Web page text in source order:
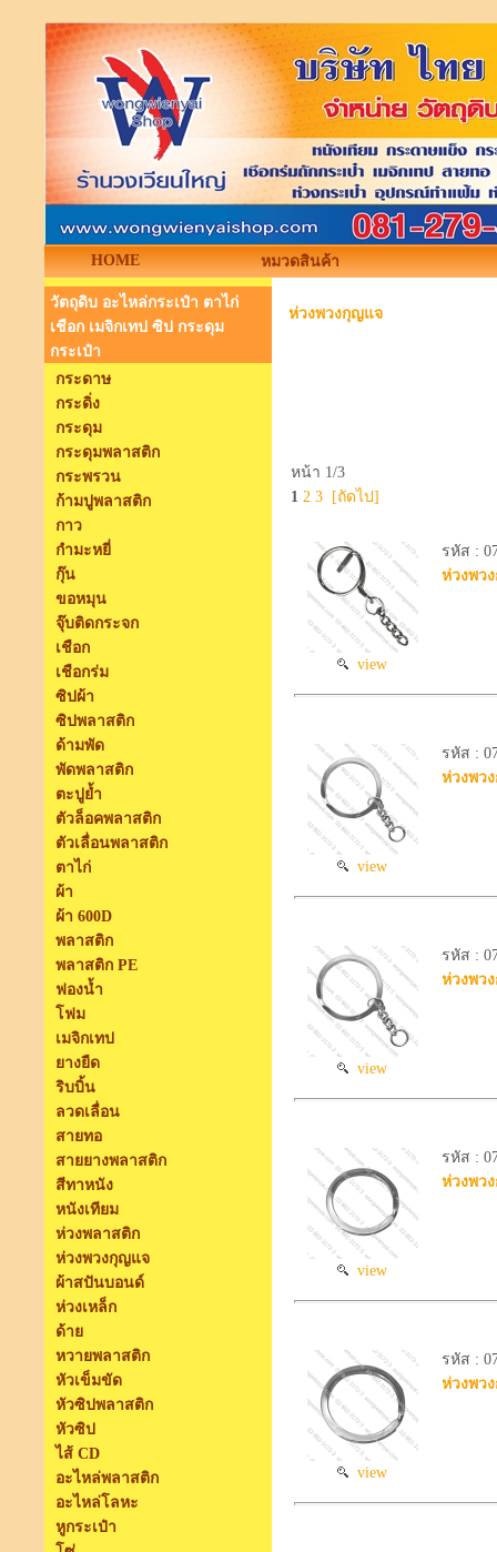
HOME หมวดสินค้า
วัตถุดิบ อะไหล่กระเป๋า ตาไก่
เชือก เมจิกเทป ซิป กระดุม
กระเป๋า
กระดาษ
กระดิ่ง
กระดุม
กระดุมพลาสติก
กระพรวน
ก้ามปูพลาสติก
กาว
กำมะหยี่
กุ๊น
ขอหมุน
จุ๊บติดกระจก
เชือก
เชือกร่ม
ซิปผ้า
ซิปพลาสติก
ด้ามพัด
พัดพลาสติก
ตะปูย้ำ
ตัวล็อคพลาสติก
ตัวเลื่อนพลาสติก
ตาไก่
ผ้า
ผ้า 600D
พลาสติก
พลาสติก PE
ฟองน้ำ
โฟม
เมจิกเทป
ยางยืด
ริบบิ้น
ลวดเลื่อน
สายทอ
สายยางพลาสติก
สีทาหนัง
หนังเทียม
ห่วงพลาสติก
ห่วงพวงกุญแจ
ผ้าสปันบอนด์
ห่วงเหล็ก
ด้าย
หวายพลาสติก
หัวเข็มขัด
หัวซิปพลาสติก
หัวซิป
ไส้ CD
อะไหล่พลาสติก
อะไหล่โลหะ
หูกระเป๋า
ห่วงพวงกุญแจ
หน้า 1/3
1 2 3 [ถัดไป]
view
รหัส :
ห่วงพว
view
รหัส :
ห่วงพว
view
รหัส :
ห่วงพว
view
รหัส :
ห่วงพว
view
รหัส :
ห่วงพว